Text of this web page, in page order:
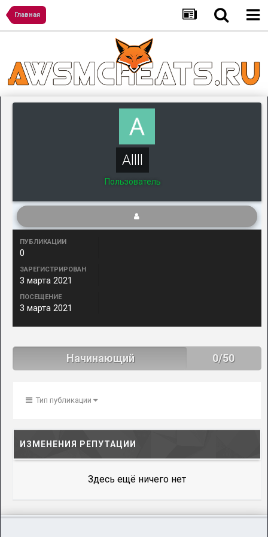
Главная
Allll
Пользователь
ПУБЛИКАЦИИ
0
ЗАРЕГИСТРИРОВАН
3 марта 2021
ПОСЕЩЕНИЕ
3 марта 2021
Начинающий 0/50
Тип публикации
ИЗМЕНЕНИЯ РЕПУТАЦИИ
Здесь ещё ничего нет